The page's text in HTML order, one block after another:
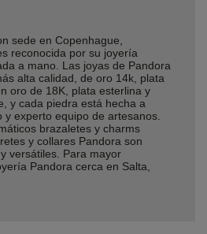
sede en Copenhague,
reconocida por su joyería
a mano. Las joyas de Pandora
alta calidad, de oro 14k, plata
oro de 18K, plata esterlina y
y cada piedra está hecha a
experto equipo de artesanos.
brazaletes y charms
y collares Pandora son
versátiles. Para mayor
Pandora cerca en Salta,